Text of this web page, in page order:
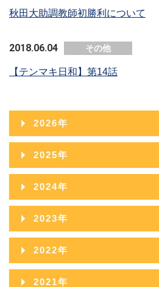
秋田大助調教師初勝利について
2018.06.04 その他
【テンマキ日和】第14話
2026年
2026年08月
2026年07月
2026年06月
2026年05月
2026年04月
2026年03月
2025年
2025年12月
2025年11月
2025年10月
2025年09月
2025年08月
2024年
2024年12月
2024年11月
2024年10月
2023年
2023年12月
2023年11月
2022年
2022年12月
2021年